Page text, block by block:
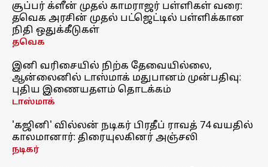
சூப்பர் க்ளீன் முதல் காமராஜர் பள்ளிகள் வரை:
தவெக அரசின் முதல் பட்ஜெட்டில் பள்ளிக்கான
நிதி ஒதுக்கீடுகள்
தவெக
இனி வரிசையில் நிற்க தேவையில்லை,
ஆன்லைனில் டாஸ்மாக் மதுபானம் முன்பதிவு:
புதிய இணையதளம் தொடக்கம்
டாஸ்மாக்
'கஜினி' வில்லன் நடிகர் பிரதீப் ராவத் 74 வயதில்
காலமானார்: திரையுலகினர் அஞ்சலி
நடிகர்